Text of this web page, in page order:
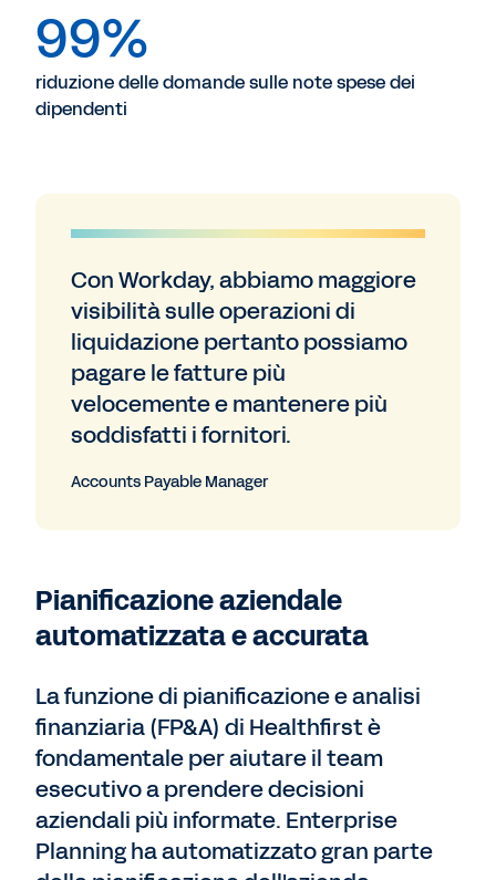
99%
riduzione delle domande sulle note spese dei
dipendenti
Con Workday, abbiamo maggiore
visibilità sulle operazioni di
liquidazione pertanto possiamo
pagare le fatture più
velocemente e mantenere più
soddisfatti i fornitori.
Accounts Payable Manager
Pianificazione aziendale
automatizzata e accurata
La funzione di pianificazione e analisi
finanziaria (FP&A) di Healthfirst è
fondamentale per aiutare il team
esecutivo a prendere decisioni
aziendali più informate. Enterprise
Planning ha automatizzato gran parte